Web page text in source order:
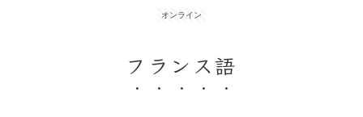
オンライン
フランス語